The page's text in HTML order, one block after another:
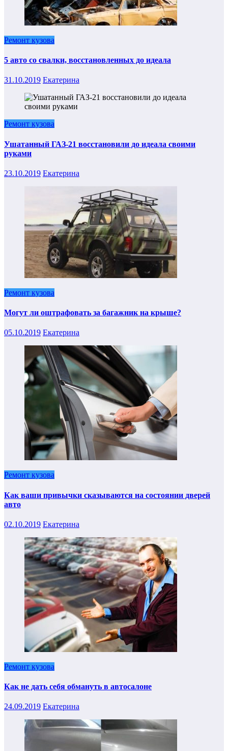
Ремонт кузова
5 авто со свалки, восстановленных до идеала
31.10.2019 Екатерина
Ремонт кузова
Ушатанный ГАЗ-21 восстановили до идеала своими
руками
23.10.2019 Екатерина
Ремонт кузова
Могут ли оштрафовать за багажник на крыше?
05.10.2019 Екатерина
Ремонт кузова
Как ваши привычки сказываются на состоянии дверей
авто
02.10.2019 Екатерина
Ремонт кузова
Как не дать себя обмануть в автосалоне
24.09.2019 Екатерина